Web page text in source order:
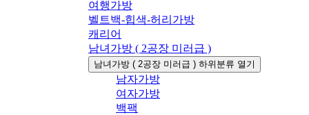
여행가방
벨트백-힙색-허리가방
캐리어
남녀가방 ( 2공장 미러급 )
남녀가방 ( 2공장 미러급 ) 하위분류 열기
남자가방
여자가방
백팩